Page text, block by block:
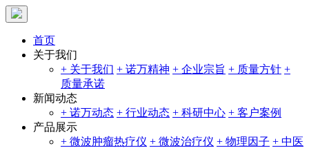
首页
关于我们
+ 关于我们 + 诺万精神 + 企业宗旨 + 质量方针 +
质量承诺
新闻动态
+ 诺万动态 + 行业动态 + 科研中心 + 客户案例
产品展示
+ 微波肿瘤热疗仪 + 微波治疗仪 + 物理因子 + 中医